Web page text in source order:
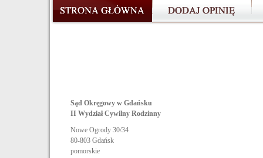
Sąd Okręgowy w Gdańsku
II Wydział Cywilny Rodzinny
Nowe Ogrody 30/34
80-803 Gdańsk
pomorskie